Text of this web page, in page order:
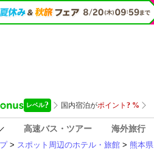
高速バス・ツアー 海外旅行
> スポット周辺のホテル・旅館 > 熊本県